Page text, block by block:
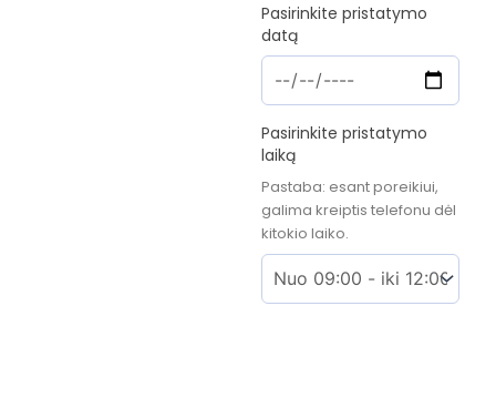
Pasirinkite pristatymo
datą
Pasirinkite pristatymo
laiką
Pastaba: esant poreikiui,
galima kreiptis telefonu dėl
kitokio laiko.